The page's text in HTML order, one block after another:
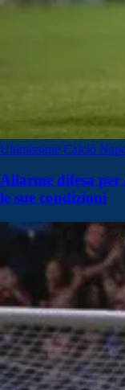
Ultimissime Calcio
Allarme difesa
le sue condizioni